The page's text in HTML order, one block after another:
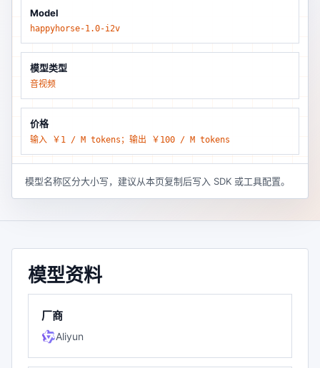
Model
happyhorse-1.0-i2v
模型类型
音视频
价格
输入 ￥1 / M tokens；输出 ￥100 / M tokens
模型名称区分大小写，建议从本页复制后写入 SDK 或工具配置。
模型资料
厂商
Aliyun